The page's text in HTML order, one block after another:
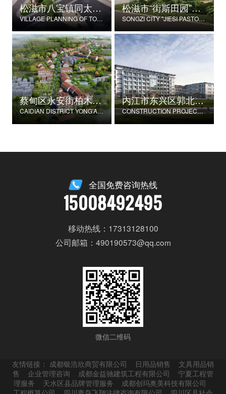
松滋市八宝镇同太湖村村庄规划
VILLAGE PLANNING OF TONGTAIHU VILLAGE, BABAO TOWN, SONGZI CITY
松滋市“街斯田园”美丽乡村示范片建设项目
SONGZI CITY "JIESI PASTORAL" BEAUTIFUL RURAL DEMONSTRATION FILM CONSTRUCTION PROJECT
蔡甸区永安街柏木村郭家庄湾省级美丽乡村试点建设项目
CAIDIAN DISTRICT YONG'AN STREET CYPRESS VILLAGE GUOJIAZHUANG BAY PROVINCIAL BEAUTIFUL VILLAGE PILOT CONSTRUCTION PROJECT
内江市东兴区郭北养老服务中心建设项目
CONSTRUCTION PROJECT OF GUOBEI ELDERLY SERVICE CENTER IN DONGXING DISTRICT, NEIJIANG CITY
全国免费咨询热线
15008492495
移动热线：17313128100
公司邮箱：490190573@qq.com
微信二维码
友情链接： 成都银浩欣商贸有限公司 日用品销售
文具用品销
售
企业管理咨询 成都金益驰建筑工程有限公司
宁夏工程管
理服务
天水区县品牌管理服务
成都创玛奥美科技有限公司